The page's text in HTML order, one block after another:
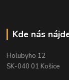
Kde nás
Holubyho 12
SK-040 01 Košice